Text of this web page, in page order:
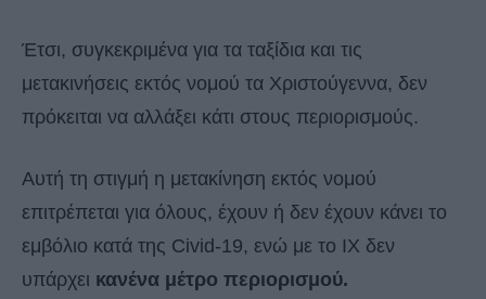
Έτσι, συγκεκριμένα για τα ταξίδια και τις
μετακινήσεις εκτός νομού τα Χριστούγεννα, δεν
πρόκειται να αλλάξει κάτι στους περιορισμούς.
Αυτή τη στιγμή η μετακίνηση εκτός νομού
επιτρέπεται για όλους, έχουν ή δεν έχουν κάνει το
εμβόλιο κατά της Civid-19, ενώ με το ΙΧ δεν
υπάρχει κανένα μέτρο περιορισμού.